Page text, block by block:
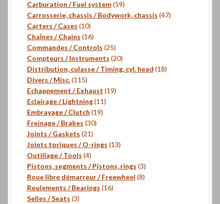
produits
Carburation / Fuel system 5959
produits
Carrosserie, chassis / Bodywork, chassis 4747
Carters / Cases 1010
produits
Chaînes / Chains 1616
produits
Commandes / Controls 2525
produits
Compteurs / Instruments 2020
produits
Distribution, culasse / Timing, cyl. head 1818
Divers / Misc. 115115
produits
Echappement / Exhaust 1919
Eclairage / Lightning 1111
Embrayage / Clutch 1919
Freinage / Brakes 3030
Joints / Gaskets 2121
produits
Joints toriques / O-rings 1313
Outillage / Tools 44
produits
Pistons, segments / Pistons, rings 33
produits
Roue libre démarreur / Freewheel 88
Roulements / Bearings 1616
Selles / Seats 33